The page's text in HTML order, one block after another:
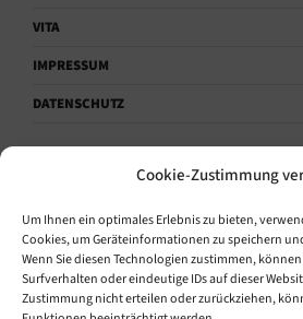
Cookie-Zustimmung
Um Ihnen ein optimales Erlebnis zu bieten,
Cookies, um Geräteinformationen zu speichern
Wenn Sie diesen Technologien zustimmen,
Surfverhalten oder eindeutige IDs auf dieser
Zustimmung nicht erteilen oder zurückziehen,
VITA
IMPRESSUM
DATENSCHUTZ
KONTAKTAUFNAHME.
Sprechen.
+49 (0) 171 1864628